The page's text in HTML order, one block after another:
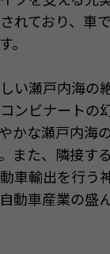
れており、車
。
い瀬戸内海の
ンビナートの
かな瀬戸内海
また、隣接す
車輸出を行う
動車産業の盛